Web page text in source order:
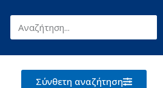
Σύνθετη αναζήτηση